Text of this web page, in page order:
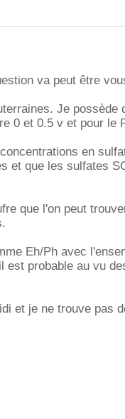
va peut être
Je possède
0 et 0.5 v et pour le
en
et que les sulfates
que l'on peut
Eh/Ph avec
probable au vu
et je ne trouve pas